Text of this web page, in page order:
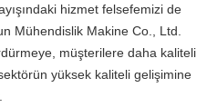
hizmet felsefemizi de
Mühendislik Makine Co., Ltd.
müşterilere daha kaliteli
yüksek kaliteli gelişimine